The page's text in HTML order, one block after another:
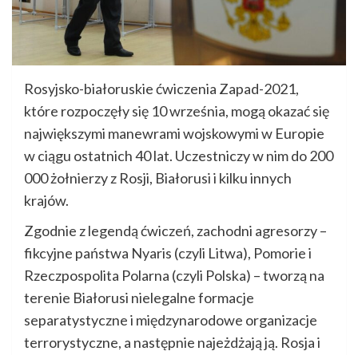
Rosyjsko-białoruskie ćwiczenia Zapad-2021,
które rozpoczęły się 10 września, mogą okazać się
największymi manewrami wojskowymi w Europie
w ciągu ostatnich 40 lat. Uczestniczy w nim do 200
000 żołnierzy z Rosji, Białorusi i kilku innych
krajów.
Zgodnie z legendą ćwiczeń, zachodni agresorzy –
fikcyjne państwa Nyaris (czyli Litwa), Pomorie i
Rzeczpospolita Polarna (czyli Polska) – tworzą na
terenie Białorusi nielegalne formacje
separatystyczne i międzynarodowe organizacje
terrorystyczne, a następnie najeżdżają ją. Rosja i